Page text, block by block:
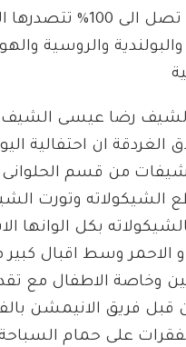
الغرظقة تصل الى 100%
والبولندية والروسية
رضا عيسى الشيف
الغردقة ان احتفالية
فيها 10 شيفات من قسم
وتورت
بكل الوانها
و الاحمر وسط اقبال
وخاصة الاطفال مع
قبل فريق الانيمشن
على حمام